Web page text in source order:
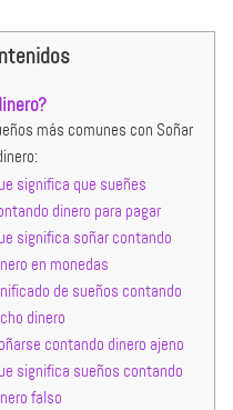
más comunes con Soñar
significa que sueñes
dinero para pagar
significa soñar contando
en monedas
de sueños contando
dinero
contando dinero ajeno
significa sueños contando
falso